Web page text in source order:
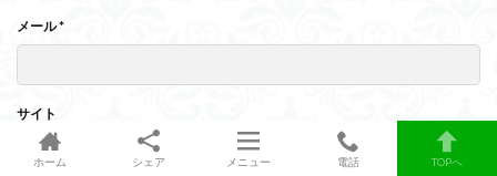
メール*
サイト
ホーム シェア メニュー 電話 TOPへ